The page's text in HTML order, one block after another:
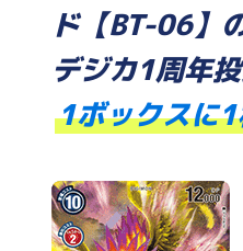
ド【BT-06】
デジカ1周年
1ボックスに